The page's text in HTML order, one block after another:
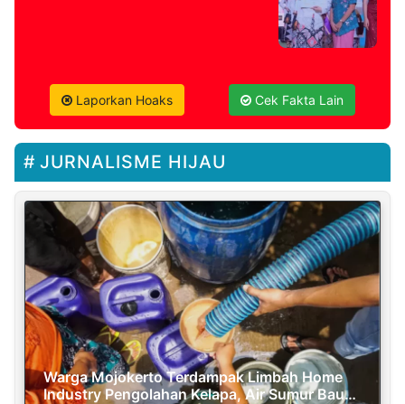
Laporkan Hoaks Cek Fakta Lain
JURNALISME HIJAU
Warga Mojokerto Terdampak Limbah Home
Industry Pengolahan Kelapa, Air Sumur Bau